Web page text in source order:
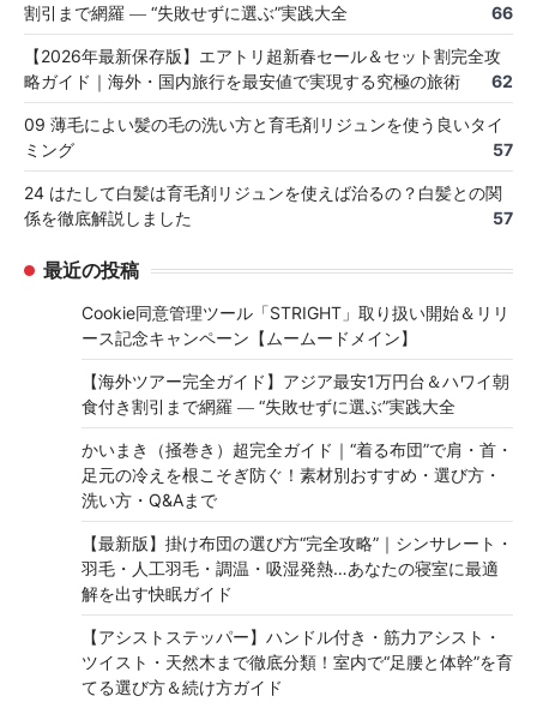
割引まで網羅 ― “失敗せずに選ぶ”実践大全
66
【2026年最新保存版】エアトリ超新春セール＆セット割完全攻
略ガイド｜海外・国内旅行を最安値で実現する究極の旅術
62
09 薄毛によい髪の毛の洗い方と育毛剤リジュンを使う良いタイ
ミング
57
24 はたして白髪は育毛剤リジュンを使えば治るの？白髪との関
係を徹底解説しました
57
最近の投稿
Cookie同意管理ツール「STRIGHT」取り扱い開始＆リリ
ース記念キャンペーン【ムームードメイン】
【海外ツアー完全ガイド】アジア最安1万円台＆ハワイ朝
食付き割引まで網羅 ― “失敗せずに選ぶ”実践大全
かいまき（掻巻き）超完全ガイド｜“着る布団”で肩・首・
足元の冷えを根こそぎ防ぐ！素材別おすすめ・選び方・
洗い方・Q&Aまで
【最新版】掛け布団の選び方“完全攻略”｜シンサレート・
羽毛・人工羽毛・調温・吸湿発熱…あなたの寝室に最適
解を出す快眠ガイド
【アシストステッパー】ハンドル付き・筋力アシスト・
ツイスト・天然木まで徹底分類！室内で“足腰と体幹”を育
てる選び方＆続け方ガイド